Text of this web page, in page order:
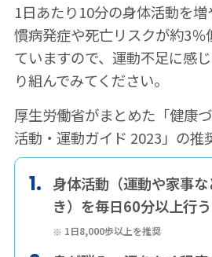
1日あたり10分の身体活動を
慣病発症や死亡リスクが約3
ていますので、運動不足に感
り組んでみてください。
厚生労働省がまとめた「健康
活動・運動ガイド 2023」の推
身体活動（運動や家事
き）を毎日60分以上行う
1日8,000歩以上を推奨